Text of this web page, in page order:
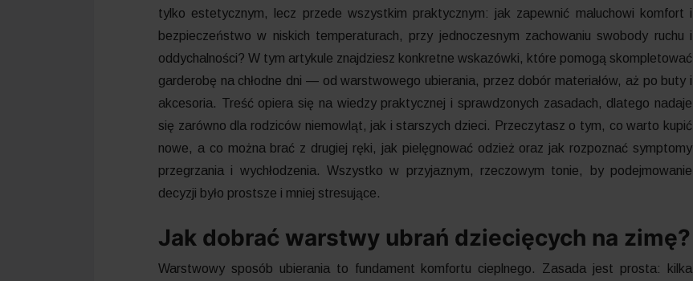
tylko estetycznym, lecz przede wszystkim praktycznym: jak zapewnić maluchowi komfort i
bezpieczeństwo w niskich temperaturach, przy jednoczesnym zachowaniu swobody ruchu i
oddychalności? W tym artykule znajdziesz konkretne wskazówki, które pomogą skompletować
garderobę na chłodne dni — od warstwowego ubierania, przez dobór materiałów, aż po buty i
akcesoria. Treść opiera się na wiedzy praktycznej i sprawdzonych zasadach, dlatego nadaje
się zarówno dla rodziców niemowląt, jak i starszych dzieci. Przeczytasz o tym, co warto kupić
nowe, a co można brać z drugiej ręki, jak pielęgnować odzież oraz jak rozpoznać symptomy
przegrzania i wychłodzenia. Wszystko w przyjaznym, rzeczowym tonie, by podejmowanie
decyzji było prostsze i mniej stresujące.
Jak dobrać warstwy ubrań dziecięcych na zimę?
Warstwowy sposób ubierania to fundament komfortu cieplnego. Zasada jest prosta: kilka